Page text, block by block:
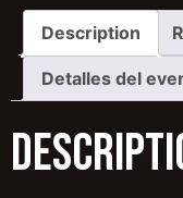
Description
Detalles del